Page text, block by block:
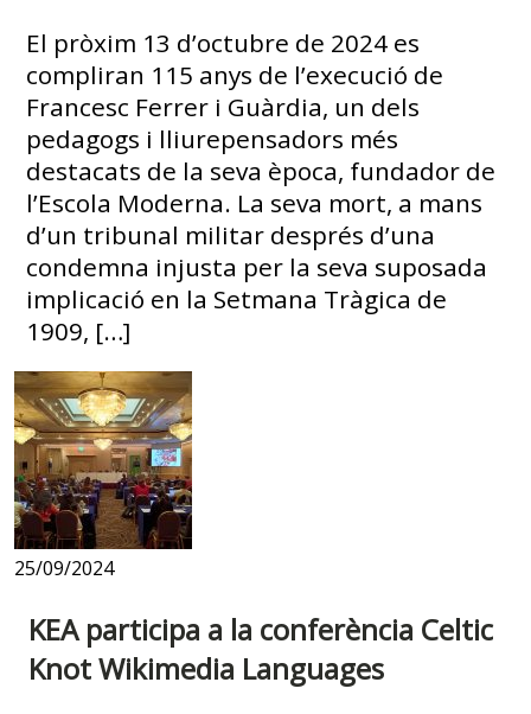
El pròxim 13 d’octubre de 2024 es
compliran 115 anys de l’execució de
Francesc Ferrer i Guàrdia, un dels
pedagogs i lliurepensadors més
destacats de la seva època, fundador de
l’Escola Moderna. La seva mort, a mans
d’un tribunal militar després d’una
condemna injusta per la seva suposada
implicació en la Setmana Tràgica de
1909, […]
25/09/2024
KEA participa a la conferència Celtic
Knot Wikimedia Languages